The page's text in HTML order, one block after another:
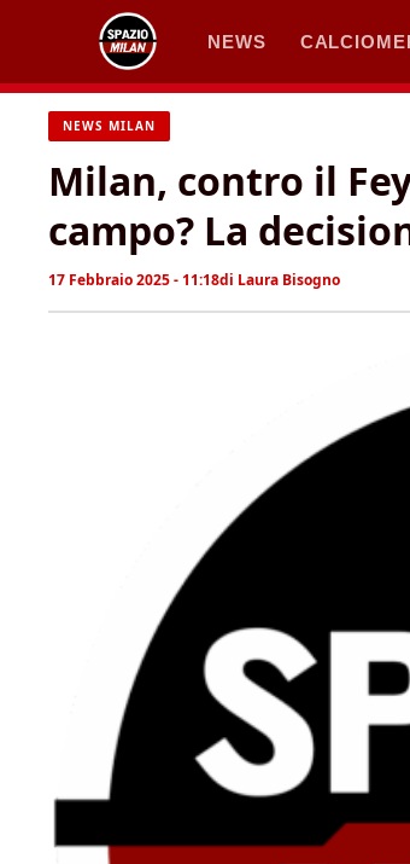
contenuto
NEWS
NEWS MILAN
Milan, contro il
campo? La
17 Febbraio 2025 - 11:18di Laura Bisogno